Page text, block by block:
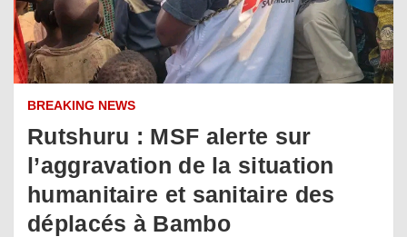
BREAKING NEWS
Rutshuru : MSF alerte sur
l’aggravation de la situation
humanitaire et sanitaire des
déplacés à Bambo